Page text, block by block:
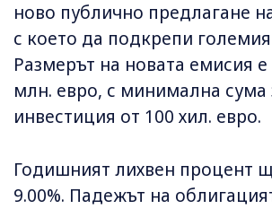
ново публично предлагане
с което да подкрепи
Размерът на новата емисия
млн. евро, с минимална сума
инвестиция от 100 хил. евро.
Годишният лихвен процент
9.00%. Падежът на